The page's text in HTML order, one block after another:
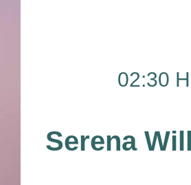
02:30
Serena